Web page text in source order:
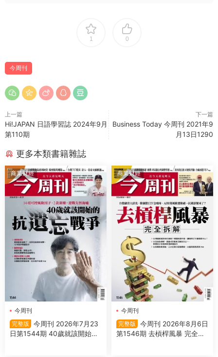
1 0
今周刊
上一篇
Hi!JAPAN 日語學習誌 2024年9月
第110期
下一篇
Business Today 今周刊 2021年9
月13日1290
更多本類書籍雜誌
商業财經
今周刊
完整版
今周刊 2026年7月23
日第1544期 40歲就該開始的
商業财經
今周刊
完整版
今周刊 2026年8月6日
第1546期 去槓桿風暴 完全拆